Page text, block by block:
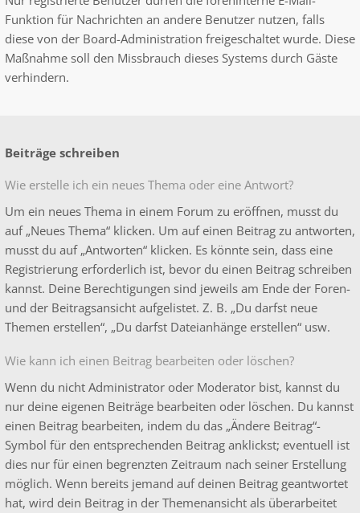
Funktion für Nachrichten an andere Benutzer nutzen, falls
diese von der Board-Administration freigeschaltet wurde. Diese
Maßnahme soll den Missbrauch dieses Systems durch Gäste
verhindern.
Beiträge schreiben
Wie erstelle ich ein neues Thema oder eine Antwort?
Um ein neues Thema in einem Forum zu eröffnen, musst du
auf „Neues Thema“ klicken. Um auf einen Beitrag zu antworten,
musst du auf „Antworten“ klicken. Es könnte sein, dass eine
Registrierung erforderlich ist, bevor du einen Beitrag schreiben
kannst. Deine Berechtigungen sind jeweils am Ende der Foren-
und der Beitragsansicht aufgelistet. Z. B. „Du darfst neue
Themen erstellen“, „Du darfst Dateianhänge erstellen“ usw.
Wie kann ich einen Beitrag bearbeiten oder löschen?
Wenn du nicht Administrator oder Moderator bist, kannst du
nur deine eigenen Beiträge bearbeiten oder löschen. Du kannst
einen Beitrag bearbeiten, indem du das „Ändere Beitrag“-
Symbol für den entsprechenden Beitrag anklickst; eventuell ist
dies nur für einen begrenzten Zeitraum nach seiner Erstellung
möglich. Wenn bereits jemand auf deinen Beitrag geantwortet
hat, wird dein Beitrag in der Themenansicht als überarbeitet